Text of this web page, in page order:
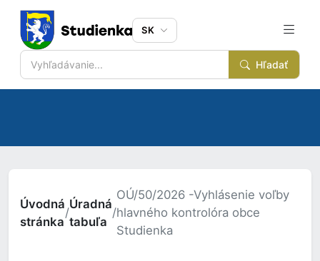
Hľadať
SK
Úvodná
stránka
/
Úradná
tabuľa
/
OÚ/50/2026 -Vyhlásenie voľby
hlavného kontrolóra obce
Studienka